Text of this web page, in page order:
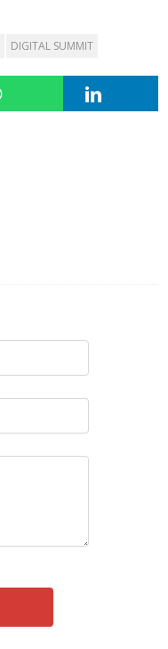
DIGITAL SUMMIT